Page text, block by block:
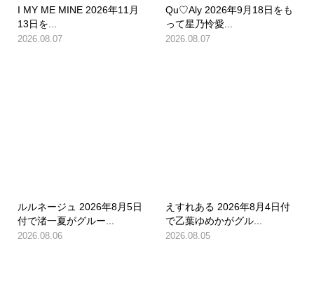
I MY ME MINE 2026年11月
13日を...
2026.08.07
Qu♡Aly 2026年9月18日をも
って星乃怜愛...
2026.08.07
ルルネージュ 2026年8月5日
付で渚一夏がグルー...
2026.08.06
えすれある 2026年8月4日付
で乙葉ゆめかがグル...
2026.08.05